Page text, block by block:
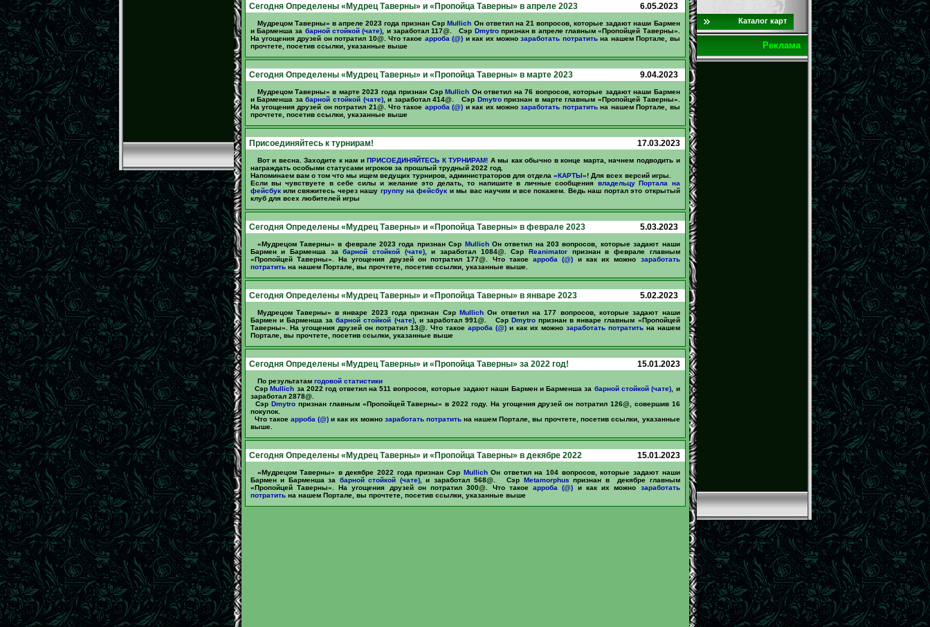
Сегодня Определены «Мудрец Таверны» и «Пропойца Таверны» в апреле 2023 6.05.2023
Мудрецом Таверны» в апреле 2023 года признан СэрMullich Он ответил на 21 вопросов, которые задают наши Бармен
и Барменша за барной стойкой (чате) , и заработал 117@. Сэр Dmytroпризнан в апреле главным «Пропойцей Таверны».
На угощения друзей он потратил 10@. Что такое арроба (@) и как их можнозаработать потратитьна нашем Портале, вы
прочтете, посетив ссылки, указанные выше
Сегодня Определены «Мудрец Таверны» и «Пропойца Таверны» в марте 2023 9.04.2023
Мудрецом Таверны» в марте 2023 года признан СэрMullich Он ответил на 76 вопросов, которые задают наши Бармен
и Барменша забарной стойкой (чате), и заработал 414@. Сэр Dmytroпризнан в марте главным «Пропойцей Таверны».
На угощения друзей он потратил 21@. Что такое арроба (@) и как их можнозаработать потратитьна нашем Портале, вы
прочтете, посетив ссылки, указанные выше
Присоединяйтесь к турнирам! 17.03.2023
Вот и весна. Заходите к нам иПРИСОЕДИНЯЙТЕСЬ К ТУРНИРАМ! А мы как обычно в конце марта, начнем подводить и
награждать особыми статусами игроков за прошлый трудный 2022 год.
Напоминаем вам о том что мы ищем ведущих турниров, администраторов для отдела «КАРТЫ»! Для всех версий игры.
Если вы чувствуете в себе силы и желание это делать, то напишите в личные сообщения владельцу Портала на
фейсбукили свяжитесь через нашу группу на фейсбук и мы вас научим и все покажем. Ведь наш портал это открытый
клуб для всех любителей игры
Сегодня Определены «Мудрец Таверны» и «Пропойца Таверны» в феврале 2023 5.03.2023
«Мудрецом Таверны» в феврале 2023 года признан Сэр MullichОн ответил на 203 вопросов, которые задают наши
Бармен и Барменша забарной стойкой (чате), и заработал 1084@. Сэр Reanimatorпризнан в феврале главным
«Пропойцей Таверны». На угощения друзей он потратил 177@. Что такое арроба (@) и как их можно заработать
потратитьна нашем Портале, вы прочтете, посетив ссылки, указанные выше.
Сегодня Определены «Мудрец Таверны» и «Пропойца Таверны» в январе 2023 5.02.2023
Мудрецом Таверны» в январе 2023 года признан Сэр Mullich Он ответил на 177 вопросов, которые задают наши
Бармен и Барменша забарной стойкой (чате), и заработал 991@. Сэр Dmytroпризнан в январе главным «Пропойцей
Таверны». На угощения друзей он потратил 13@. Что такое арроба (@)и как их можно заработать потратитьна нашем
Портале, вы прочтете, посетив ссылки, указанные выше
Сегодня Определены «Мудрец Таверны» и «Пропойца Таверны» за 2022 год! 15.01.2023
По результатам годовой статистики
СэрMullich за 2022 год ответил на 511 вопросов, которые задают наши Бармен и Барменша за барной стойкой (чате) , и
заработал 2878@.
Сэр Dmytro признан главным «Пропойцей Таверны» в 2022 году. На угощения друзей он потратил 126@, совершив 16
покупок.
Что такое арроба (@)и как их можнозаработать потратить на нашем Портале, вы прочтете, посетив ссылки, указанные
выше.
Сегодня Определены «Мудрец Таверны» и «Пропойца Таверны» в декябре 2022 15.01.2023
«Мудрецом Таверны» в декябре 2022 года признан Сэр MullichОн ответил на 104 вопросов, которые задают наши
Бармен и Барменша за барной стойкой (чате), и заработал 568@. Сэр Metamorphus признан в декябре главным
«Пропойцей Таверны». На угощения друзей он потратил 300@. Что такое арроба (@) и как их можно заработать
потратитьна нашем Портале, вы прочтете, посетив ссылки, указанные выше
Каталог карт
Реклама